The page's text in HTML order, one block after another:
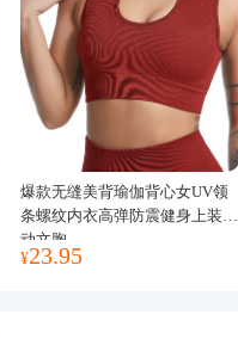
爆款无缝美背瑜伽背心女UV领
条螺纹内衣高弹防震健身上装运
动文胸
¥23.95